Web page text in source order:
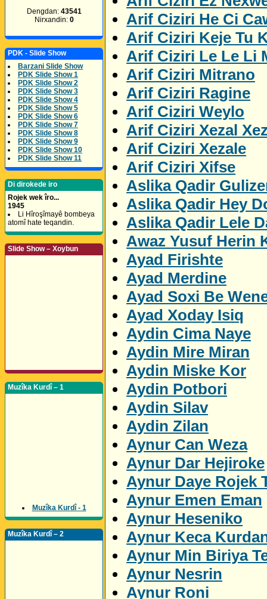
Dengdan: 43541
Nirxandin: 0
PDK - Slide Show
Barzani Slide Show
PDK Slide Show 1
PDK Slide Show 2
PDK Slide Show 3
PDK Slide Show 4
PDK Slide Show 5
PDK Slide Show 6
PDK Slide Show 7
PDK Slide Show 8
PDK Slide Show 9
PDK Slide Show 10
PDK Slide Show 11
Di dirokede iro
Rojek wek îro...
1945
Li Hîroşîmayê bombeya
atomî hate teqandin.
Slide Show – Xoybun
Muzîka Kurdî – 1
Muzîka Kurdî - 1
Muzîka Kurdî – 2
Arif Ciziri He Ci
Arif Ciziri Keje Tu
Arif Ciziri Le Le Li
Arif Ciziri Mitrano
Arif Ciziri Ragine
Arif Ciziri Weylo
Arif Ciziri Xezal
Arif Ciziri Xezale
Arif Ciziri Xifse
Aslika Qadir
Aslika Qadir Hey
Aslika Qadir Lele
Awaz Yusuf Herin
Ayad Firishte
Ayad Merdine
Ayad Soxi Be
Ayad Xoday Isiq
Aydin Cima Naye
Aydin Mire Miran
Aydin Miske Kor
Aydin Potbori
Aydin Silav
Aydin Zilan
Aynur Can Weza
Aynur Dar Hejiroke
Aynur Daye Rojek
Aynur Emen Eman
Aynur Heseniko
Aynur Keca
Aynur Min Biriya
Aynur Nesrin
Aynur Roni